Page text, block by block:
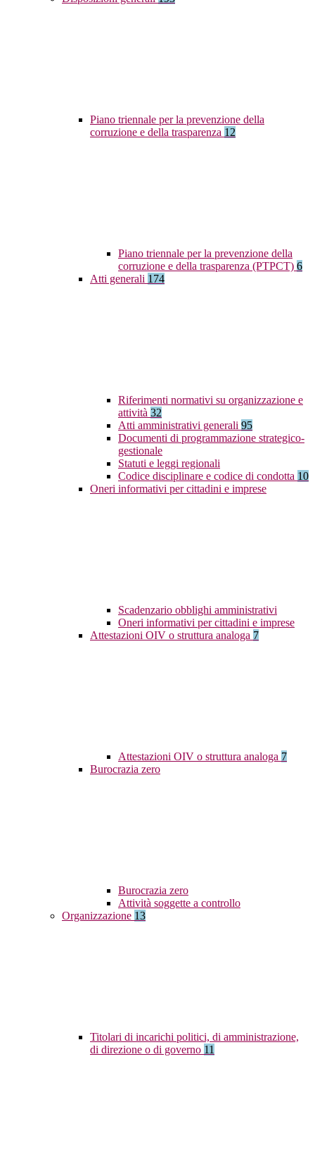
Piano triennale per la prevenzione della
corruzione e della trasparenza 12
Piano triennale per la prevenzione della
corruzione e della trasparenza (PTPCT) 6
Atti generali 174
Riferimenti normativi su organizzazione e
attività 32
Atti amministrativi generali 95
Documenti di programmazione strategico-
gestionale
Statuti e leggi regionali
Codice disciplinare e codice di condotta 10
Oneri informativi per cittadini e imprese
Scadenzario obblighi amministrativi
Oneri informativi per cittadini e imprese
Attestazioni OIV o struttura analoga 7
Attestazioni OIV o struttura analoga 7
Burocrazia zero
Burocrazia zero
Attività soggette a controllo
Organizzazione 13
Titolari di incarichi politici, di amministrazione,
di direzione o di governo 11